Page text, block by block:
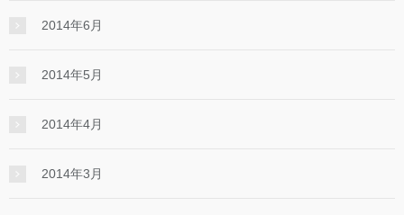
2014年6月
2014年5月
2014年4月
2014年3月